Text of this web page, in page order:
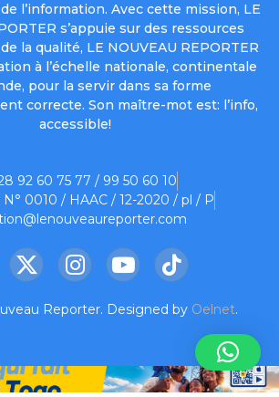
l’information. Avec cette mission, LE
s’appuie sur des ressources
la qualité, LE NOUVEAU REPORTER
à l’échelle nationale, continentale
pour la servir dans sa forme
correcte. Son maître-mot est: l’info,
accessible!
92 60 75 77 / 99 50 60 10
N° 0010 / HAAC / 12-2020 / pl / P
X
InstagramYouTubeTikTok
Reporter. Designed by Oelnet.